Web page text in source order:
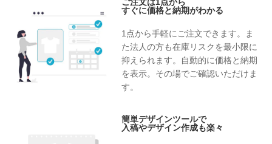
すぐに価格と納期がわかる
1点から手軽にご注文できます。ま
た法人の方も在庫リスクを最小限に
抑えられます。自動的に価格と納期
を表示。その場でご確認いただけま
す。
簡単デザインツールで
入稿やデザイン作成も楽々